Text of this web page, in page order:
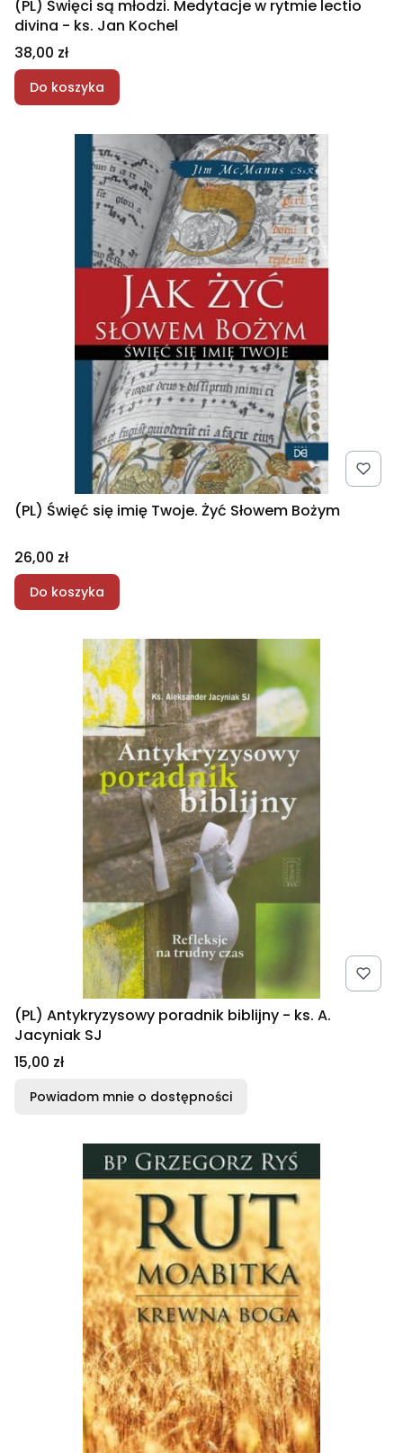
(PL) Święci są młodzi. Medytacje w rytmie lectio
divina - ks. Jan Kochel
Cena
38,00 zł
Do koszyka
(PL) Święć się imię Twoje. Żyć Słowem Bożym
Cena
26,00 zł
Do koszyka
(PL) Antykryzysowy poradnik biblijny - ks. A.
Jacyniak SJ
Cena
15,00 zł
Powiadom mnie o dostępności